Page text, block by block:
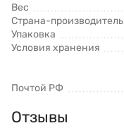
Вес
Страна-производитель
Упаковка
Условия хранения
Почтой РФ
Отзывы